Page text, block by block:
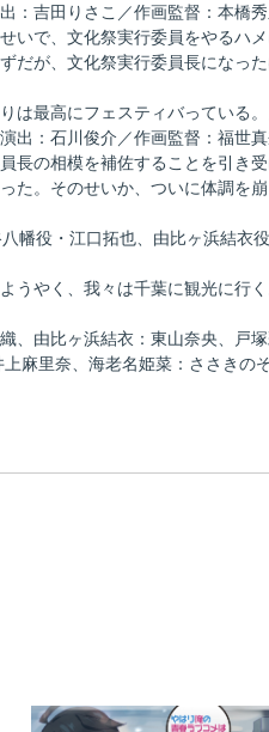
吉田りさこ／作画監督：本橋秀
いで、文化祭実行委員をやるハ
が、文化祭実行委員長になっ
は最高にフェスティバっている。
出：石川俊介／作画監督：福世
長の相模を補佐することを引
た。そのせいか、ついに体調を
幡役・江口拓也、由比ヶ浜結衣役
ようやく、我々は千葉に観光に
、由比ヶ浜結衣：東山奈央、
麻里奈、海老名姫菜：ささき